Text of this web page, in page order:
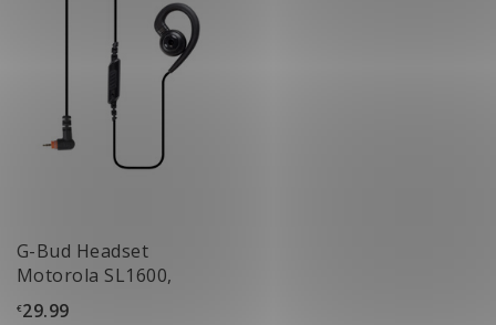
G-Bud Headset
Motorola SL1600,
TLK100 & TLK110
€29.99